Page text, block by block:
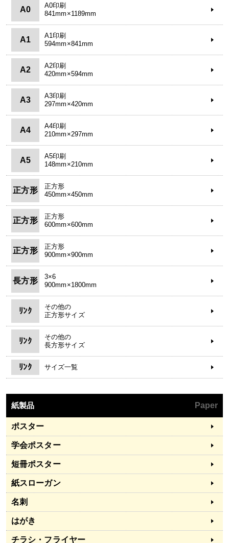
A0
A0印刷
841mm×1189mm
A1
A1印刷
594mm×841mm
A2
A2印刷
420mm×594mm
A3
A3印刷
297mm×420mm
A4
A4印刷
210mm×297mm
A5
A5印刷
148mm×210mm
正方形
正方形
450mm×450mm
正方形
正方形
600mm×600mm
正方形
正方形
900mm×900mm
長方形
3×6
900mm×1800mm
ﾘﾝｸ
その他の
正方形サイズ
ﾘﾝｸ
その他の
長方形サイズ
ﾘﾝｸ サイズ一覧
紙製品 Paper
ポスター
学会ポスター
短冊ポスター
紙スローガン
名刺
はがき
チラシ・フライヤー